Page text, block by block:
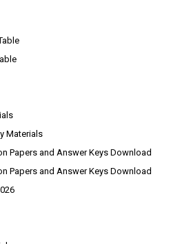
Materials
Papers and Answer Keys Download
Papers and Answer Keys Download